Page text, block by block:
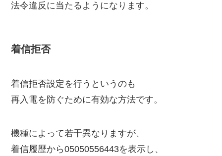
法令違反に当たるようになります。
着信拒否
着信拒否設定を行うというのも
再入電を防ぐために有効な方法です。
機種によって若干異なりますが、
着信履歴から05050556443を表示し、